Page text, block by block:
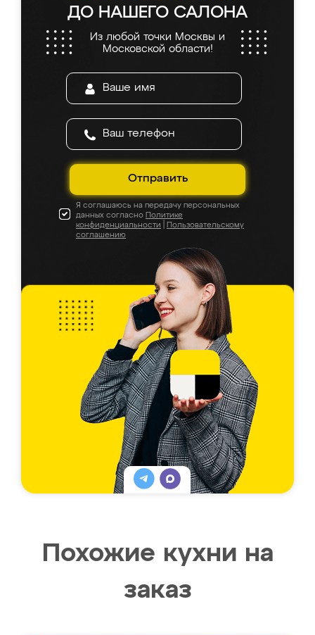
ДО НАШЕГО САЛОНА
Из любой точки Москвы и
Московской области!
Отправить
Я соглашаюсь на передачу персональных
данных согласно Политике
конфиденциальности
Пользовательскому
соглашению
Похожие кухни на
заказ